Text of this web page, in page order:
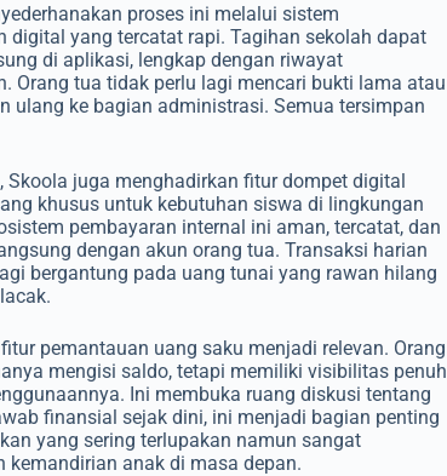
proses ini melalui sistem
digital yang tercatat rapi. Tagihan sekolah dapat
di aplikasi, lengkap dengan riwayat
Orang tua tidak perlu lagi mencari bukti lama atau
ulang ke bagian administrasi. Semua tersimpan
Skoola juga menghadirkan fitur dompet digital
khusus untuk kebutuhan siswa di lingkungan
pembayaran internal ini aman, tercatat, dan
dengan akun orang tua. Transaksi harian
bergantung pada uang tunai yang rawan hilang
pemantauan uang saku menjadi relevan. Orang
mengisi saldo, tetapi memiliki visibilitas penuh
Ini membuka ruang diskusi tentang
finansial sejak dini, ini menjadi bagian penting
yang sering terlupakan namun sangat
kemandirian anak di masa depan.